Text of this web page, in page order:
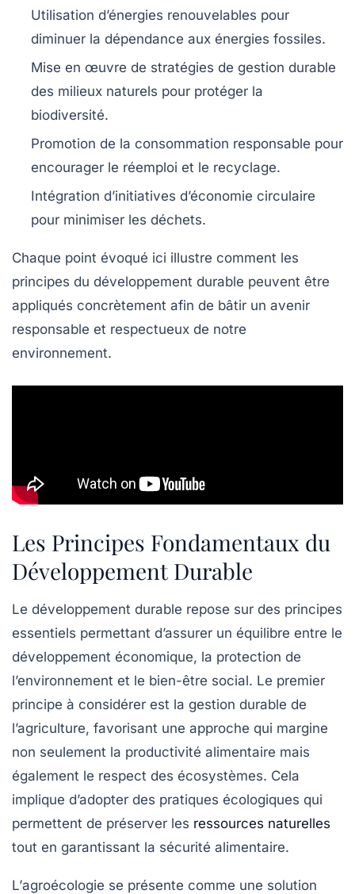
Utilisation d’énergies renouvelables pour
diminuer la dépendance aux énergies fossiles.
Mise en œuvre de stratégies de gestion durable
des milieux naturels pour protéger la
biodiversité.
Promotion de la consommation responsable pour
encourager le réemploi et le recyclage.
Intégration d’initiatives d’économie circulaire
pour minimiser les déchets.
Chaque point évoqué ici illustre comment les
principes du développement durable peuvent être
appliqués concrètement afin de bâtir un avenir
responsable et respectueux de notre
environnement.
Les Principes Fondamentaux du
Développement Durable
Le développement durable repose sur des principes
essentiels permettant d’assurer un équilibre entre le
développement économique, la protection de
l’environnement et le bien-être social. Le premier
principe à considérer est la gestion durable de
l’agriculture, favorisant une approche qui margine
non seulement la productivité alimentaire mais
également le respect des écosystèmes. Cela
implique d’adopter des pratiques écologiques qui
permettent de préserver les ressources naturelles
tout en garantissant la sécu­rité alimentaire.
L’agroécologie se présente comme une solution